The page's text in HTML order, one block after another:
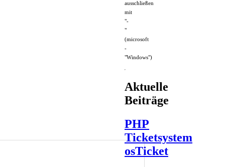
ausschließen
mit
"-
"
(microsoft
-
"Windows")
Aktuelle
Beiträge
PHP
Ticketsystem
osTicket